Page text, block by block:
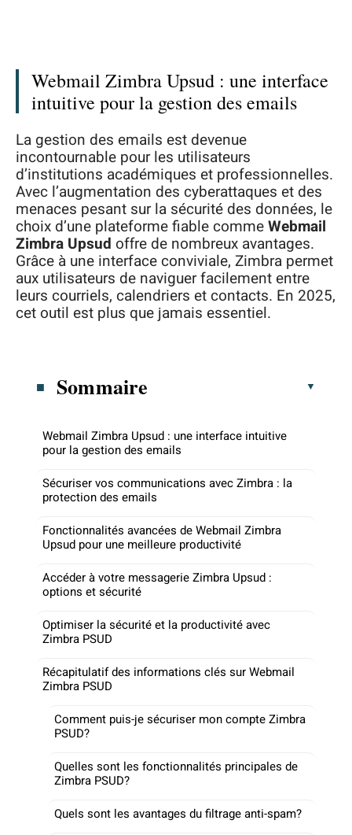
Webmail Zimbra Upsud : une interface
intuitive pour la gestion des emails
La gestion des emails est devenue
incontournable pour les utilisateurs
d’institutions académiques et professionnelles.
Avec l’augmentation des cyberattaques et des
menaces pesant sur la sécurité des données, le
choix d’une plateforme fiable commeWebmail
Zimbra Upsud offre de nombreux avantages.
Grâce à une interface conviviale, Zimbra permet
aux utilisateurs de naviguer facilement entre
leurs courriels, calendriers et contacts. En 2025,
cet outil est plus que jamais essentiel.
Sommaire
Webmail Zimbra Upsud : une interface intuitive
pour la gestion des emails
Sécuriser vos communications avec Zimbra : la
protection des emails
Fonctionnalités avancées de Webmail Zimbra
Upsud pour une meilleure productivité
Accéder à votre messagerie Zimbra Upsud :
options et sécurité
Optimiser la sécurité et la productivité avec
Zimbra PSUD
Récapitulatif des informations clés sur Webmail
Zimbra PSUD
Comment puis-je sécuriser mon compte Zimbra
PSUD?
Quelles sont les fonctionnalités principales de
Zimbra PSUD?
Quels sont les avantages du filtrage anti-spam?